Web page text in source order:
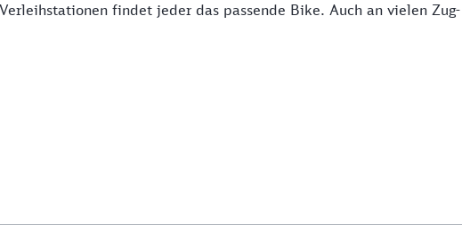
findet jeder das passende Bike. Auch an vielen